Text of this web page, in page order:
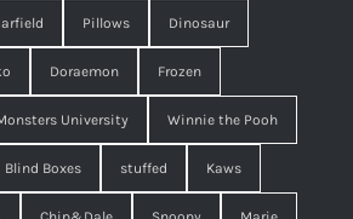
Pillows Dinosaur
Doraemon Frozen
University Winnie the Pooh
Blind Boxes stuffed Kaws